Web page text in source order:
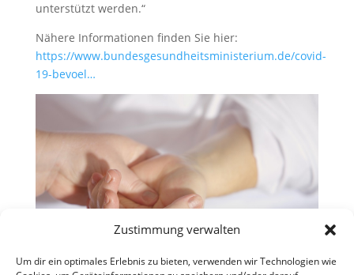
Zustimmung verwalten
Um dir ein optimales Erlebnis zu bieten, verwenden wir Technologien wie
unterstützt werden.“
Nähere Informationen finden Sie hier:
https://www.bundesgesundheitsministerium.de/covid-
19-bevoel…